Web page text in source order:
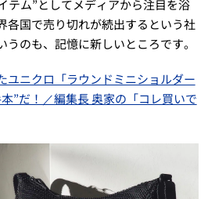
テム”としてメディアから注目を浴
各国で売り切れが続出するという社
のも、記憶に新しいところです。
ユニクロ「ラウンドミニショルダー
”だ！／編集長 奥家の「コレ買いで